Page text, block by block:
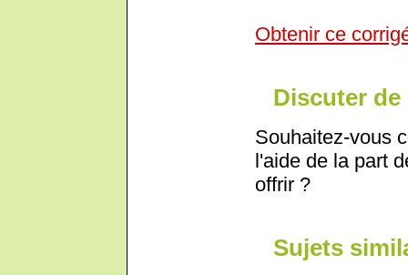
Obtenir ce
Discuter de
Souhaitez-vous
l'aide de la part
offrir ?
Sujets